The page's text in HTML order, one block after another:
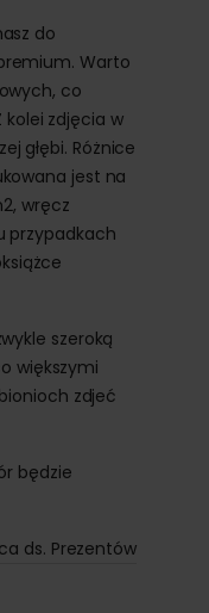
do
Warto
co
zdjęcia w
głębi. Różnice
jest na
wręcz
przypadkach
szeroką
większymi
zdjeć
będzie
ds. Prezentów